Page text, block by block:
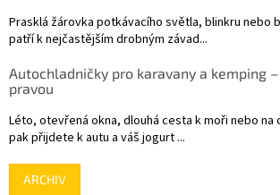
Prasklá žárovka potkávacího světla, blinkru nebo
patří k nejčastějším drobným závad...
Autochladničky pro karavany a kemping
pravou
Léto, otevřená okna, dlouhá cesta k moři nebo na
pak přijdete k autu a váš jogurt ...
ARCHIV